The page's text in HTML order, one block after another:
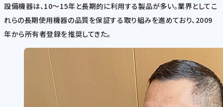
設備機器は、10～15年と長期的に利用する製品が多い。業界としてこ
れらの長期使用機器の品質を保証する取り組みを進めており、2009
年から所有者登録を推奨してきた。